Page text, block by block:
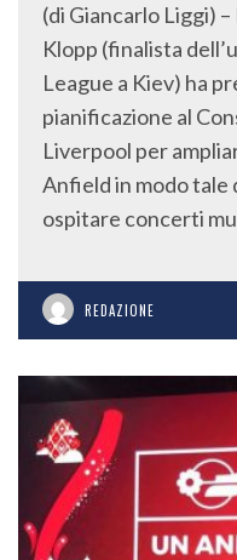
(di Giancarlo Liggi)
Klopp (finalista
League a Kiev) ha
pianificazione al
Liverpool per
Anfield in modo tale
ospitare concerti
REDAZIONE